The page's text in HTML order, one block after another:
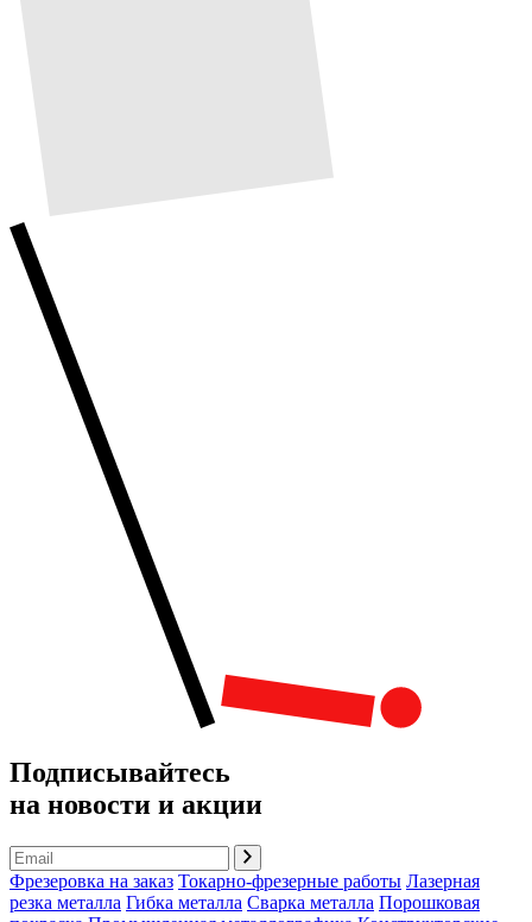
Подписывайтесь
на новости и акции
Фрезеровка на заказ Токарно-фрезерные работы Лазерная
резка металла Гибка металла Сварка металла Порошковая